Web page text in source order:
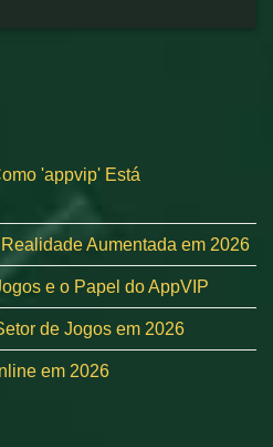
'appvip' Está
Aumentada em 2026
e o Papel do AppVIP
de Jogos em 2026
em 2026